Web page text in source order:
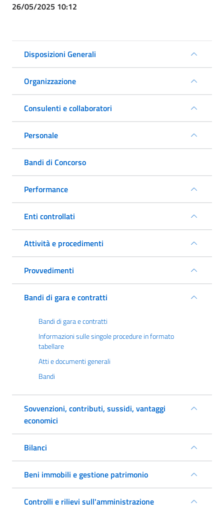
26/05/2025 10:12
Disposizioni Generali
Organizzazione
Consulenti e collaboratori
Personale
Bandi di Concorso
Performance
Enti controllati
Attività e procedimenti
Provvedimenti
Bandi di gara e contratti
Bandi di gara e contratti
Informazioni sulle singole procedure in formato
tabellare
Atti e documenti generali
Bandi
Sovvenzioni, contributi, sussidi, vantaggi
economici
Bilanci
Beni immobili e gestione patrimonio
Controlli e rilievi sull'amministrazione